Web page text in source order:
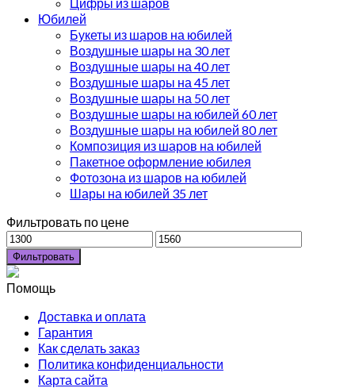
Юбилей
Букеты из шаров на юбилей
Воздушные шары на 30 лет
Воздушные шары на 40 лет
Воздушные шары на 45 лет
Воздушные шары на 50 лет
Воздушные шары на юбилей 60 лет
Воздушные шары на юбилей 80 лет
Композиция из шаров на юбилей
Пакетное оформление юбилея
Фотозона из шаров на юбилей
Шары на юбилей 35 лет
Фильтровать по цене
Фильтровать
Помощь
Доставка и оплата
Гарантия
Как сделать заказ
Политика конфиденциальности
Карта сайта